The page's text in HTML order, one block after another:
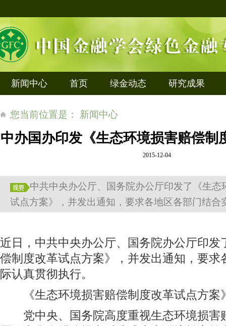
新闻中心 首页 绿金动态 研究成果
您当前位置是： 新闻中心
中办国办印发《生态环境损害赔偿制
2015-12-04
中共中央办公厅、国务院办公厅印发了《生态
试点方案》，并发出通知，要求各地区各部门结合
近日，中共中央办公厅、国务院办公厅印发
偿制度改革试点方案》，并发出通知，要求
际认真贯彻执行。
《生态环境损害赔偿制度改革试点方案
党中央、国务院高度重视生态环境损害